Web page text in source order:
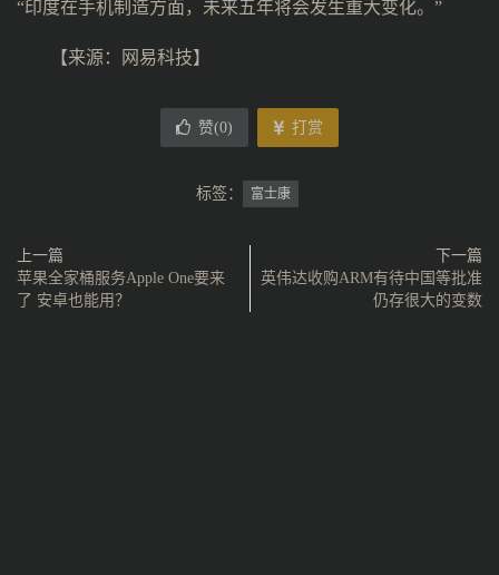
“印度在手机制造方面，未来五年将会发生重大变化。”
【来源：网易科技】
赞(0) 打赏
标签： 富士康
上一篇
苹果全家桶服务Apple One要来
了 安卓也能用？
下一篇
英伟达收购ARM有待中国等批准
仍存很大的变数